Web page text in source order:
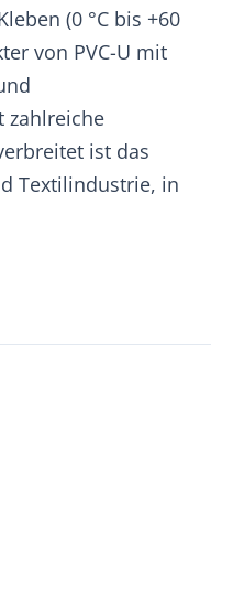
(0 °C bis +60
von PVC-U mit
zahlreiche
ist das
Textilindustrie, in